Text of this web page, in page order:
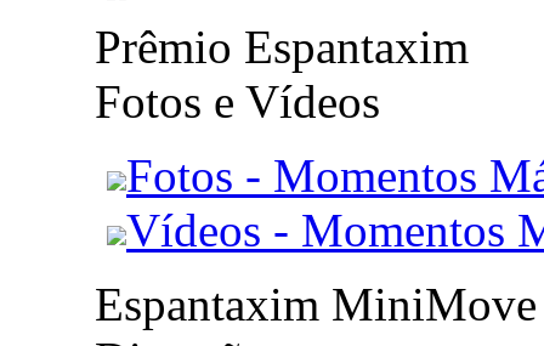
Prêmio Espantaxim
Fotos e Vídeos
Fotos - Momentos
Vídeos - Momentos
Espantaxim MiniMove